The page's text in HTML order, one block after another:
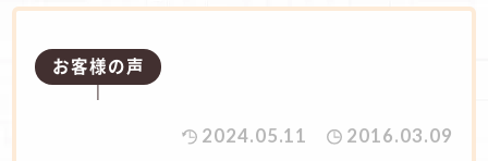
お客様の声
2024.05.11 2016.03.09